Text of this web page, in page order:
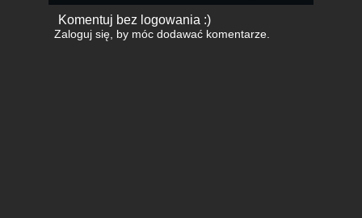
Komentuj bez logowania :)
Zaloguj się, by móc dodawać komentarze.